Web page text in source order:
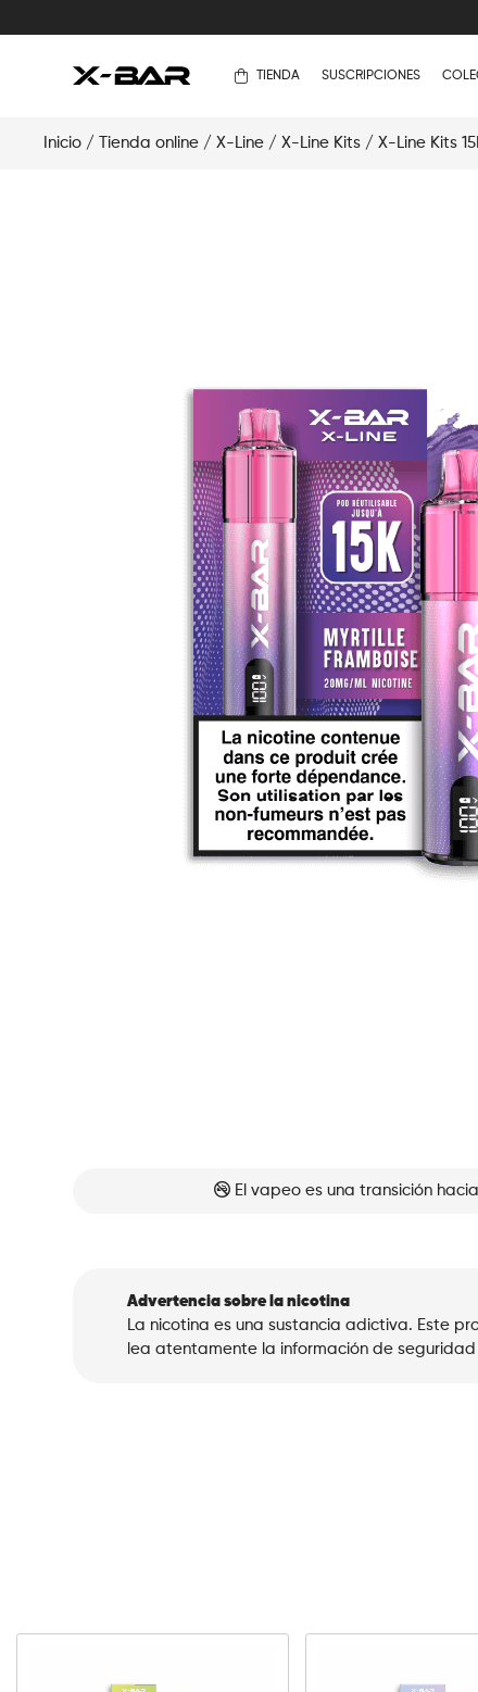
TIENDA SUSCRIPCIONES
Inicio / Tienda online / X-Line / X-Line Kits / X-Line Kits
El vapeo es una transición
Advertencia sobre la nicotina
La nicotina es una sustancia adictiva. Este
lea atentamente la información de seguridad